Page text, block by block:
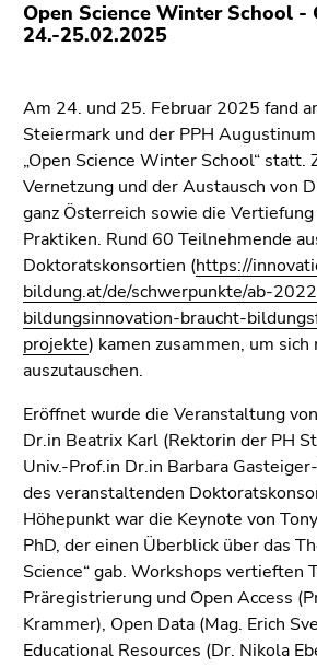
contents
(Accesskey
1)
Go
to
position
marker
(Accesskey
2)
Go
to
navigation
(Accesskey
3)
Go
to
additional
information
(Accesskey
5)
Go
overview
Open Science Winter School -
24.-25.02.2025
Am 24. und 25. Februar 2025 fand
Steiermark und der PPH
„Open Science Winter School“ statt.
Vernetzung und der Austausch von
ganz Österreich sowie die
Praktiken. Rund 60 Teilnehmende
Doktoratskonsortien (https://
bildung.at/de/schwerpunkte/ab-
bildungsinnovation-braucht-
projekte) kamen zusammen, um
auszutauschen.
Eröffnet wurde die Veranstaltung
Dr.in Beatrix Karl (Rektorin der PH
Univ.-Prof.in Dr.in Barbara
des veranstaltenden
Höhepunkt war die Keynote von
PhD, der einen Überblick über das
Science“ gab. Workshops vertieften
Präregistrierung und Open Access
Krammer), Open Data (Mag. Erich
Educational Resources (Dr. Nikola